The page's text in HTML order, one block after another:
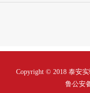
Copyright © 2018 泰安
鲁公安